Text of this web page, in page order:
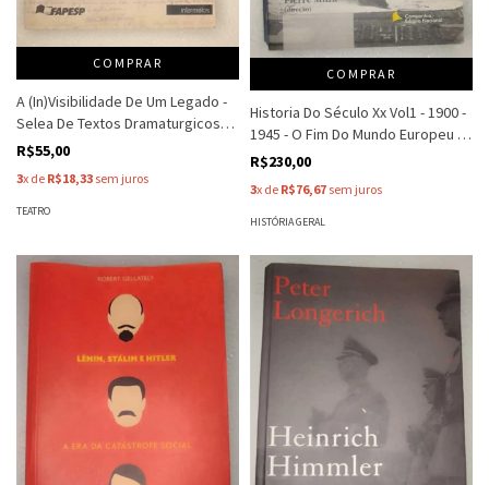
COMPRAR
A (In)Visibilidade De Um Legado -
Selea De Textos Dramaturgicos
Ineditos De Julia Lpes De Almeida
Autografado
R$55,00
3x de R$18,33 sem juros
TEATRO
COMPRAR
Historia Do Século Xx Vol1 - 1900 -
1945 - O Fim Do Mundo Europeu -
Serge Berstein - Pierre Milza
R$230,00
3x de R$76,67 sem juros
HISTÓRIA GERAL